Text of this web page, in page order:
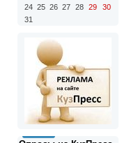
24 25 26 27 28 29
30
31